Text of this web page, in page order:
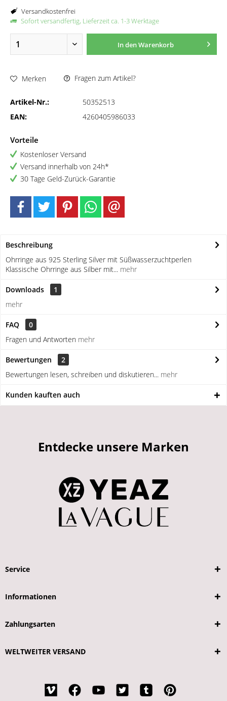
Versandkostenfrei
Sofort versandfertig, Lieferzeit ca. 1-3 Werktage
In denWarenkorb
Merken Fragen zum Artikel?
Artikel-Nr.:
50352513
EAN:
4260405986033
Vorteile
Kostenloser Versand
Versand innerhalb von 24h*
30 Tage Geld-Zurück-Garantie
Beschreibung
Ohrringe aus 925 Sterling Silver mit Süßwasserzuchtperlen
Klassische Ohrringe aus Silber mit... mehr
Downloads
1
mehr
FAQ
0
Fragen und Antworten mehr
Bewertungen
2
Bewertungen lesen, schreiben und diskutieren... mehr
Kunden kauften auch
Entdecke unsere Marken
Service
Informationen
Zahlungsarten
WELTWEITER VERSAND